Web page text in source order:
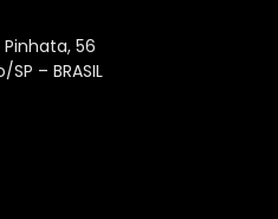
56
– BRASIL